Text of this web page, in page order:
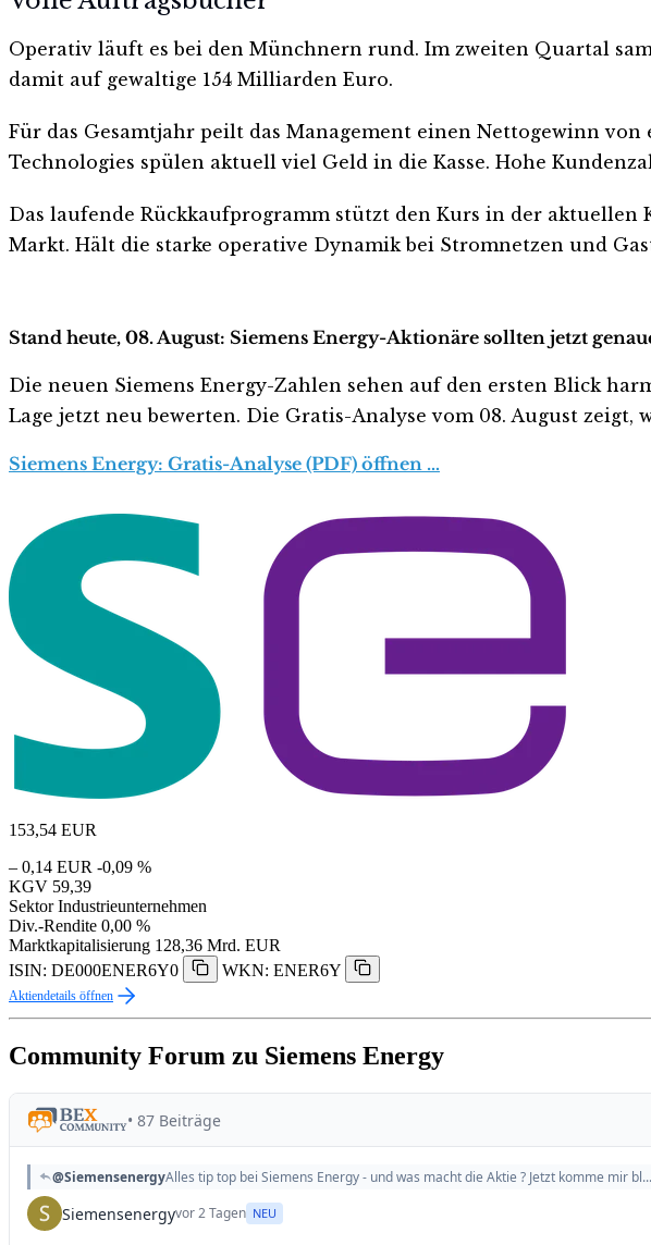
Operativ läuft es bei den Münchnern rund. Im zweiten Quartal
damit auf gewaltige 154 Milliarden Euro.
Für das Gesamtjahr peilt das Management einen Nettogewinn
Technologies spülen aktuell viel Geld in die Kasse. Hohe
Das laufende Rückkaufprogramm stützt den Kurs in der
Markt. Hält die starke operative Dynamik bei Stromnetzen und
Stand heute, 08. August: Siemens Energy-Aktionäre sollten jetzt
Die neuen Siemens Energy-Zahlen sehen auf den ersten Blick
Lage jetzt neu bewerten. Die Gratis-Analyse vom 08. August
Siemens Energy: Gratis-Analyse (PDF) öffnen …
153,54 EUR
– 0,14 EUR -0,09 %
KGV 59,39
Sektor Industrieunternehmen
Div.-Rendite 0,00 %
Marktkapitalisierung 128,36 Mrd. EUR
ISIN: DE000ENER6Y0
WKN: ENER6Y
Aktiendetails öffnen
Community Forum zu Siemens Energy